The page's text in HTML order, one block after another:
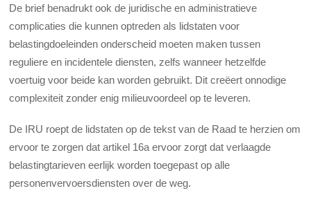
De brief benadrukt ook de juridische en administratieve
complicaties die kunnen optreden als lidstaten voor
belastingdoeleinden onderscheid moeten maken tussen
reguliere en incidentele diensten, zelfs wanneer hetzelfde
voertuig voor beide kan worden gebruikt. Dit creëert onnodige
complexiteit zonder enig milieuvoordeel op te leveren.
De IRU roept de lidstaten op de tekst van de Raad te herzien om
ervoor te zorgen dat artikel 16a ervoor zorgt dat verlaagde
belastingtarieven eerlijk worden toegepast op alle
personenvervoersdiensten over de weg.